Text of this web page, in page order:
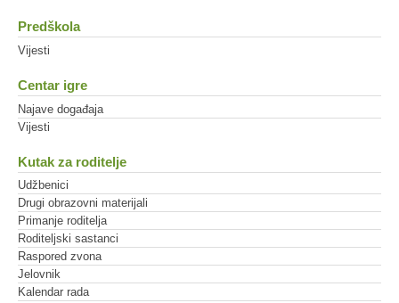
Predškola
Vijesti
Centar igre
Najave događaja
Vijesti
Kutak za roditelje
Udžbenici
Drugi obrazovni materijali
Primanje roditelja
Roditeljski sastanci
Raspored zvona
Jelovnik
Kalendar rada